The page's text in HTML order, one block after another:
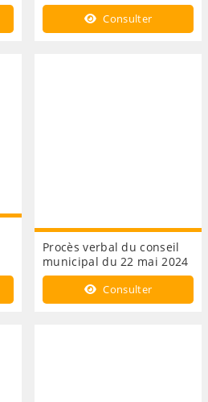
Consulter
Procès verbal du conseil
municipal du 22 mai 2024
Consulter